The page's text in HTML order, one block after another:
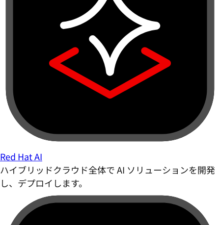
Red Hat AI
ハイブリッドクラウド全体で AI ソリューションを開発
し、デプロイします。